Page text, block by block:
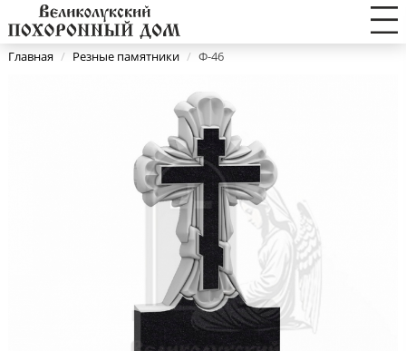
Главная / Резные памятники / Ф-46